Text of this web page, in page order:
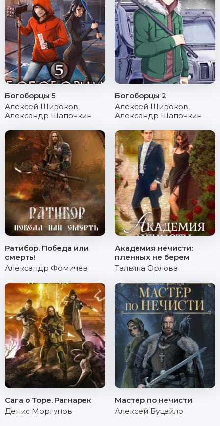
Богоборцы 5
Алексей Широков,
Александр Шапочкин
Богоборцы 2
Алексей Широков,
Александр Шапочкин
Ратибор. Победа или
смерть!
Александр Фомичев
Академия нечисти:
пленных не берем
Тальяна Орлова
Сага о Торе. Рагнарёк
Денис Моргунов
Мастер по нечисти
Алексей Буцайло